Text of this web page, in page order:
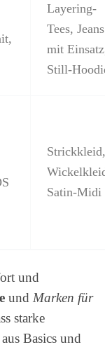
Layering-
Tees, Jeans
mit
Still-
Strickkleid,
Satin-Midi
und
und Marken für
starke
Basics und